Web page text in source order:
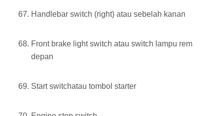
Handlebar switch (right) atau sebelah kanan
Front brake light switch atau switch lampu rem
depan
Start switchatau tombol starter